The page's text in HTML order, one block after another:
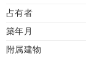
占有者
築年月
附属建物